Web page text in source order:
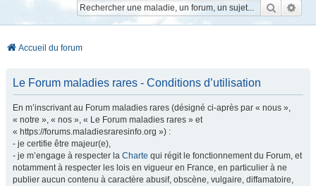
Accueil du forum
Le Forum maladies rares - Conditions d’utilisation
En m’inscrivant au Forum maladies rares (désigné ci-après par « nous »,
« notre », « nos », « Le Forum maladies rares » et
« https://forums.maladiesraresinfo.org ») :
- je certifie être majeur(e),
- je m’engage à respecter la Charte qui régit le fonctionnement du Forum, et
notamment à respecter les lois en vigueur en France, en particulier à ne
publier aucun contenu à caractère abusif, obscène, vulgaire, diffamatoire,